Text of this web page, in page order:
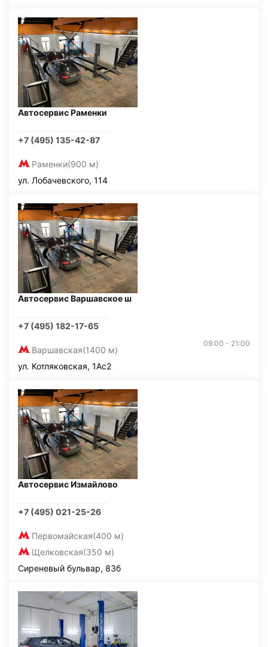
Автосервис Раменки
+7 (495) 135-42-87
Раменки(900 м)
ул. Лобачевского, 114
Автосервис Варшавское ш
+7 (495) 182-17-65
Варшавская(1400 м)
09:00 - 21:00
ул. Котляковская, 1Ас2
Автосервис Измайлово
+7 (495) 021-25-26
Первомайская(400 м)
Щелковская(350 м)
Сиреневый бульвар, 83б